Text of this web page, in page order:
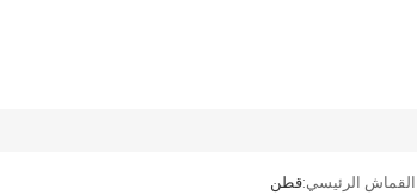
القماش الرئيسي:قطن